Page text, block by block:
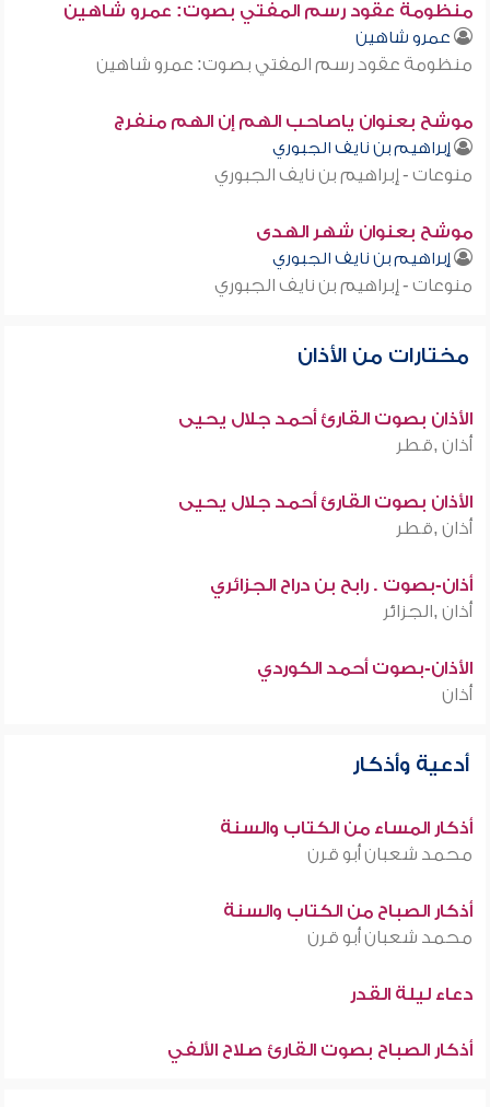
منظومة عقود رسم المفتي بصوت: عمرو شاهين
عمرو شاهين
منظومة عقود رسم المفتي بصوت: عمرو شاهين
موشح بعنوان ياصاحب الهم إن الهم منفرج
إبراهيم بن نايف الجبوري
منوعات - إبراهيم بن نايف الجبوري
موشح بعنوان شهر الهدى
إبراهيم بن نايف الجبوري
منوعات - إبراهيم بن نايف الجبوري
مختارات من الأذان
الأذان بصوت القارئ أحمد جلال يحيى
أذان ,قطر
الأذان بصوت القارئ أحمد جلال يحيى
أذان ,قطر
أذان-بصوت . رابح بن دراح الجزائري
أذان ,الجزائر
الأذان-بصوت أحمد الكوردي
أذان
أدعية وأذكار
أذكار المساء من الكتاب والسنة
محمد شعبان أبو قرن
أذكار الصباح من الكتاب والسنة
محمد شعبان أبو قرن
دعاء ليلة القدر
أذكار الصباح بصوت القارئ صلاح الألفي